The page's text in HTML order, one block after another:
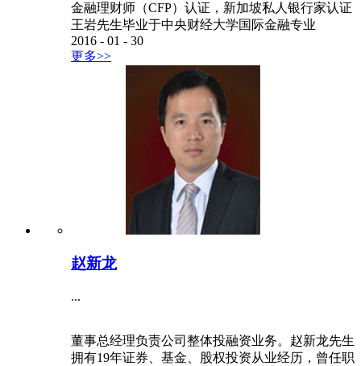
金融理财师（CFP）认证，新加坡私人银行家认证
王岩先生毕业于中央财经大学国际金融专业
2016 - 01 - 30
更多>>
赵新龙
...
董事总经理负责公司整体投融资业务。赵新龙先生
拥有19年证券、基金、股权投资从业经历，曾任职